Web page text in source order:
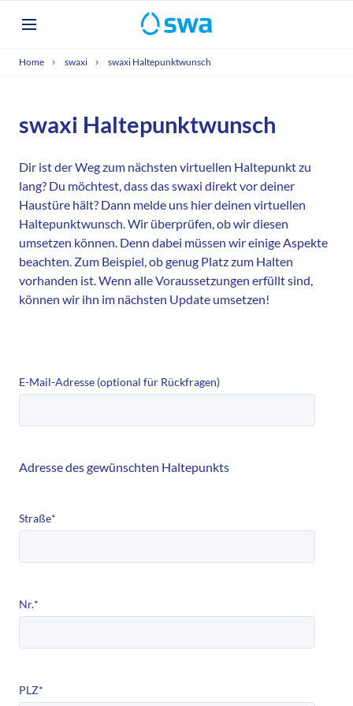
Home swaxi swaxi Haltepunktwunsch
swaxi Haltepunktwunsch
Dir ist der Weg zum nächsten virtuellen Haltepunkt zu
lang? Du möchtest, dass das swaxi direkt vor deiner
Haustüre hält? Dann melde uns hier deinen virtuellen
Haltepunktwunsch. Wir überprüfen, ob wir diesen
umsetzen können. Denn dabei müssen wir einige Aspekte
beachten. Zum Beispiel, ob genug Platz zum Halten
vorhanden ist. Wenn alle Voraussetzungen erfüllt sind,
können wir ihn im nächsten Update umsetzen!
E-Mail-Adresse (optional für Rückfragen)
Adresse des gewünschten Haltepunkts
Straße*
Nr.*
PLZ*